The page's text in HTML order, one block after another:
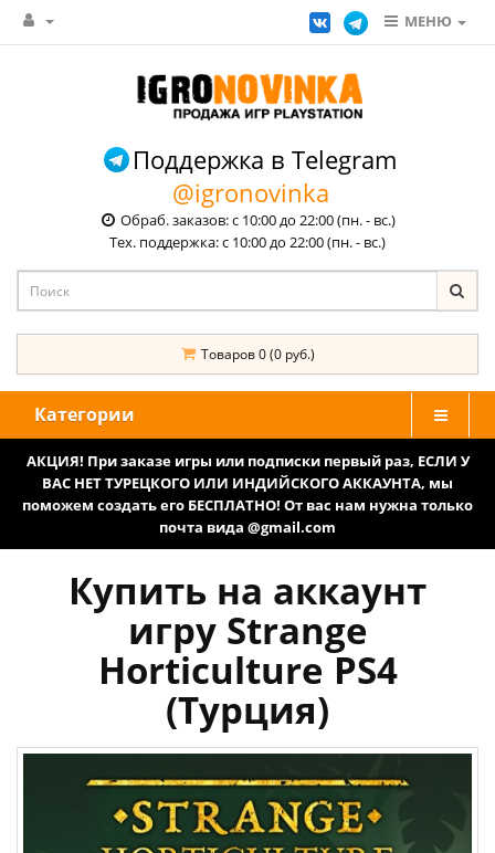
МЕНЮ
Поддержка в Telegram
@igronovinka
Обраб. заказов: с 10:00 до 22:00 (пн. - вс.)
Тех. поддержка: с 10:00 до 22:00 (пн. - вс.)
Товаров 0 (0 руб.)
Категории
АКЦИЯ! При заказе игры или подписки первый раз, ЕСЛИ У
ВАС НЕТ ТУРЕЦКОГО ИЛИ ИНДИЙСКОГО АККАУНТА, мы
поможем создать его БЕСПЛАТНО! От вас нам нужна только
почта вида @gmail.com
Купить на аккаунт
игру Strange
Horticulture PS4
(Турция)